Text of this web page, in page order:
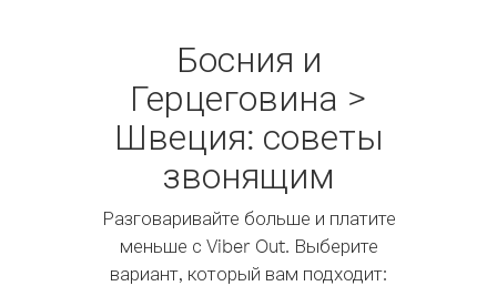
Босния и
Герцеговина >
Швеция: советы
звонящим
Разговаривайте больше и платите
меньше с Viber Out. Выберите
вариант, который вам подходит: